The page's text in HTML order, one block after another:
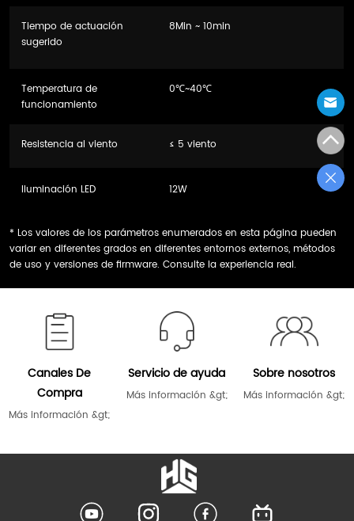
Tiempo de actuación
sugerido
8Min ~ 10min
Temperatura de
funcionamiento
0℃~40℃
Resistencia al viento ≤ 5 viento
Iluminación LED 12W
* Los valores de los parámetros enumerados en esta página pueden
variar en diferentes grados en diferentes entornos externos, métodos
de uso y versiones de firmware. Consulte la experiencia real.
Canales De
Compra
Más información &gt;
Servicio de ayuda
Más información &gt;
Sobre nosotros
Más información &gt;
LOGO